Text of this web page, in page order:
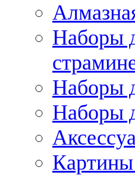
Наборы
Наборы
Наборы